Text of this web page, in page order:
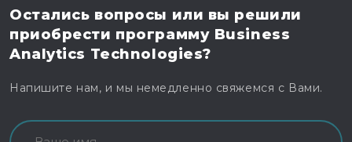
Остались вопросы или вы решили
приобрести программу Business
Analytics Technologies?
Напишите нам, и мы немедленно свяжемся с Вами.